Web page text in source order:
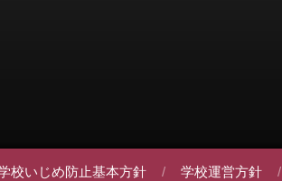
校いじめ防止基本方針 学校運営方針